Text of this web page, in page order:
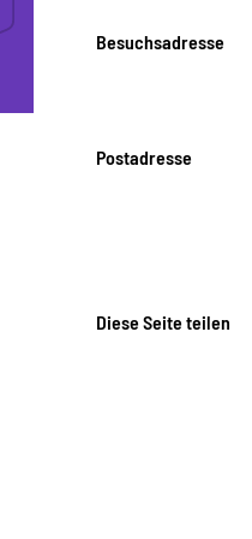
Besuchsadresse
Postadresse
Diese Seite teilen